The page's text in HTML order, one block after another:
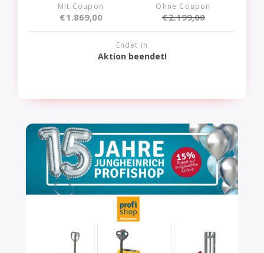
Mit Coupon
€1.869,00
Ohne Coupon
€2.199,00
Endet in
Aktion beendet!